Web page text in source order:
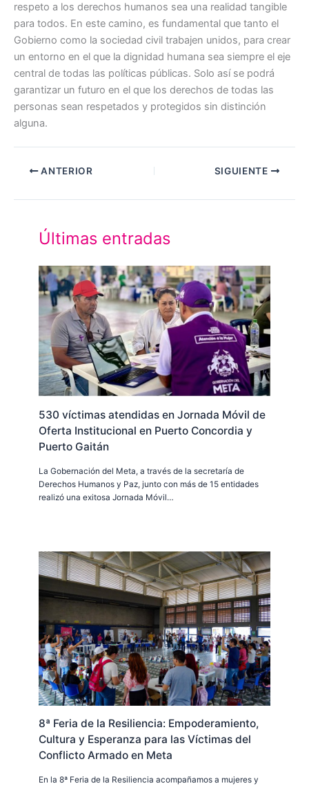
respeto a los derechos humanos sea una realidad tangible
para todos. En este camino, es fundamental que tanto el
Gobierno como la sociedad civil trabajen unidos, para crear
un entorno en el que la dignidad humana sea siempre el eje
central de todas las políticas públicas. Solo así se podrá
garantizar un futuro en el que los derechos de todas las
personas sean respetados y protegidos sin distinción
alguna.
ANTERIOR SIGUIENTE
Últimas entradas
530 víctimas atendidas en Jornada Móvil de
Oferta Institucional en Puerto Concordia y
Puerto Gaitán
La Gobernación del Meta, a través de la secretaría de
Derechos Humanos y Paz, junto con más de 15 entidades
realizó una exitosa Jornada Móvil…
8ª Feria de la Resiliencia: Empoderamiento,
Cultura y Esperanza para las Víctimas del
Conflicto Armado en Meta
En la 8ª Feria de la Resiliencia acompañamos a mujeres y